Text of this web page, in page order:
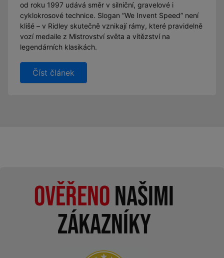
od roku 1997 udává směr v silniční, gravelové i
cyklokrosové technice. Slogan “We Invent Speed” není
klišé – v Ridley skutečně vznikají rámy, které pravidelně
vozí medaile z Mistrovství světa a vítězství na
legendárních klasikách.
Číst článek
Ověřenonašimi
zákazníky